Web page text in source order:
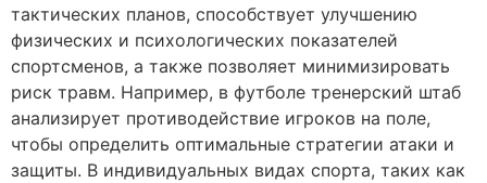
тактических планов, способствует улучшению
физических и психологических показателей
спортсменов, а также позволяет минимизировать
риск травм. Например, в футболе тренерский штаб
анализирует противодействие игроков на поле,
чтобы определить оптимальные стратегии атаки и
защиты. В индивидуальных видах спорта, таких как